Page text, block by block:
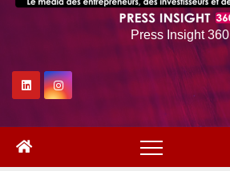
Press Insight 360